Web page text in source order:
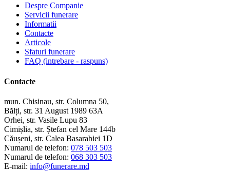
Despre Companie
Servicii funerare
Informatii
Contacte
Articole
Sfaturi funerare
FAQ (intrebare - raspuns)
Contacte
mun. Chisinau, str. Columna 50,
Bălți, str. 31 August 1989 63A
Orhei, str. Vasile Lupu 83
Cimișlia, str. Ștefan cel Mare 144b
Căușeni, str. Calea Basarabiei 1D
Numarul de telefon: 078 503 503
Numarul de telefon: 068 303 503
E-mail: info@funerare.md